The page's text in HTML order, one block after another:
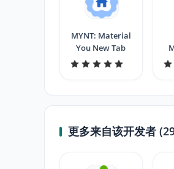
MYNT: Material
You New Tab
更多来自该开发者